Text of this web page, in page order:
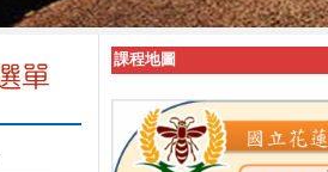
課程地圖